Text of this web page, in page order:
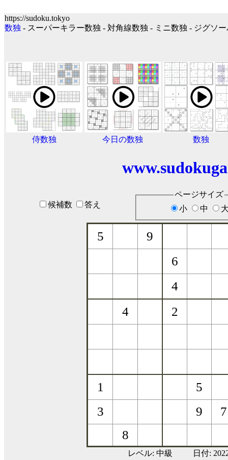
https://sudoku.tokyo
数独 - スーパーキラー数独 - 対角線数独 - ミニ数独 - ジグソ
侍数独 今日の数独 数独
候補数 答え
ページサイズ
小
中
レベル: 中級 日付: